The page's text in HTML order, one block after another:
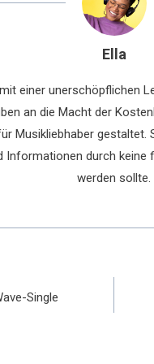
Ella
einer unerschöpflichen
an die Macht der
Musikliebhaber gestaltet.
Informationen durch keine
werden sollte.
Single